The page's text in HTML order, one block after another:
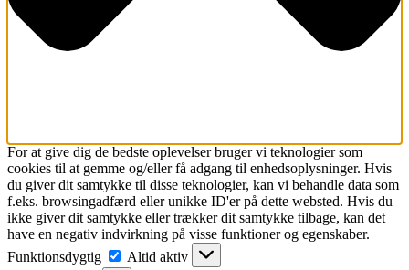
For at give dig de bedste oplevelser bruger vi teknologier som
cookies til at gemme og/eller få adgang til enhedsoplysninger. Hvis
du giver dit samtykke til disse teknologier, kan vi behandle data som
f.eks. browsingadfærd eller unikke ID'er på dette websted. Hvis du
ikke giver dit samtykke eller trækker dit samtykke tilbage, kan det
have en negativ indvirkning på visse funktioner og egenskaber.
Funktionsdygtig
Funktionsdygtig
Altid aktiv